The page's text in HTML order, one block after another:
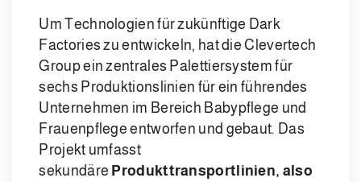
Um Technologien für zukünftige Dark
Factories zu entwickeln, hat die Clevertech
Group ein zentrales Palettiersystem für
sechs Produktionslinien für ein führendes
Unternehmen im Bereich Babypflege und
Frauenpflege entworfen und gebaut. Das
Projekt umfasst
sekundäre Produkttransportlinien, also